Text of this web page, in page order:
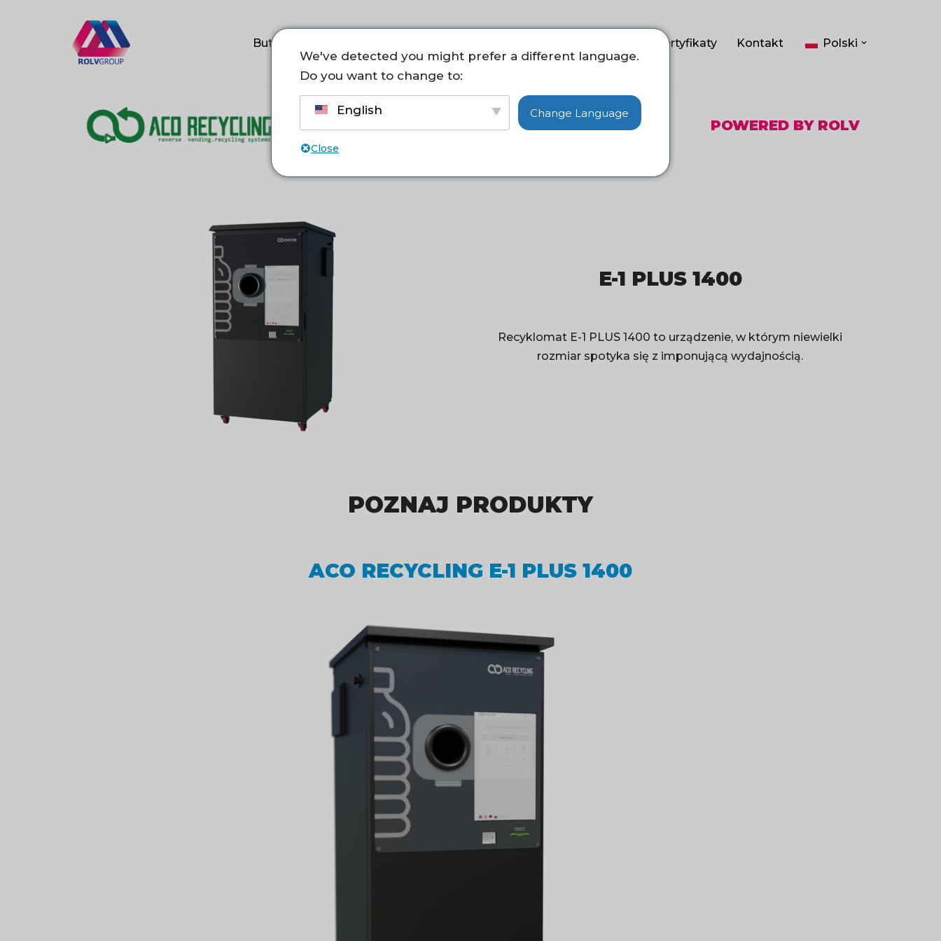
Butelkomaty Certyfikaty Kontakt Polski
BUTELKOMATY POWERED BY ROLV
E-1 PLUS 1400
Recyklomat E-1 PLUS 1400 to urządzenie, w którym niewielki
rozmiar spotyka się z imponującą wydajnością.
POZNAJ PRODUKTY
ACO RECYCLING E-1 PLUS 1400
We've detected you might prefer a different language.
Do you want to change to:
English Change Language
Close